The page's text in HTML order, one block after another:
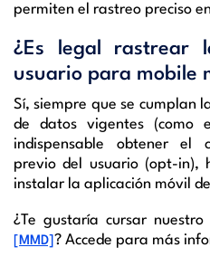
permiten el rastreo preciso
¿Es legal rastrear
usuario para mobile
Sí, siempre que se cumplan
de datos vigentes (como
indispensable obtener el
previo del usuario (opt-in),
instalar la aplicación móvil
¿Te gustaría cursar nuestro
[MMD] ? Accede para más